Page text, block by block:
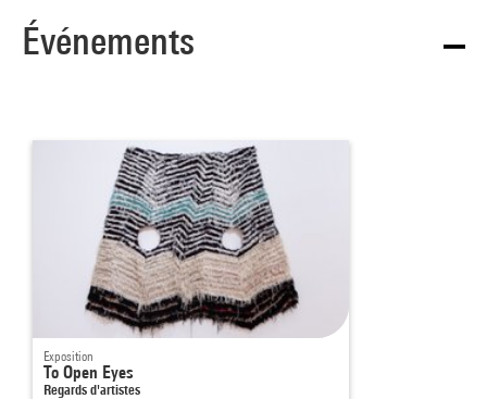
Événements
Exposition
To Open Eyes
Regards d'artistes